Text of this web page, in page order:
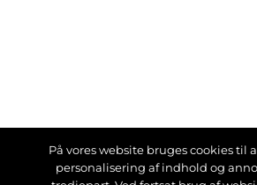
På vores website bruges cookies
personalisering af indhold og